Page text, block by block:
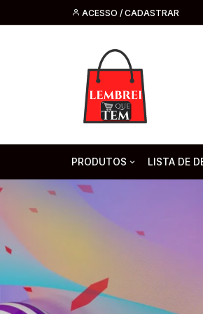
ACESSO / CADASTRAR
PRODUTOS
Moda, Beleza E
Artigos para festa
LISTA DE